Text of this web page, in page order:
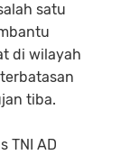
satu
di wilayah
tiba.
TNI AD